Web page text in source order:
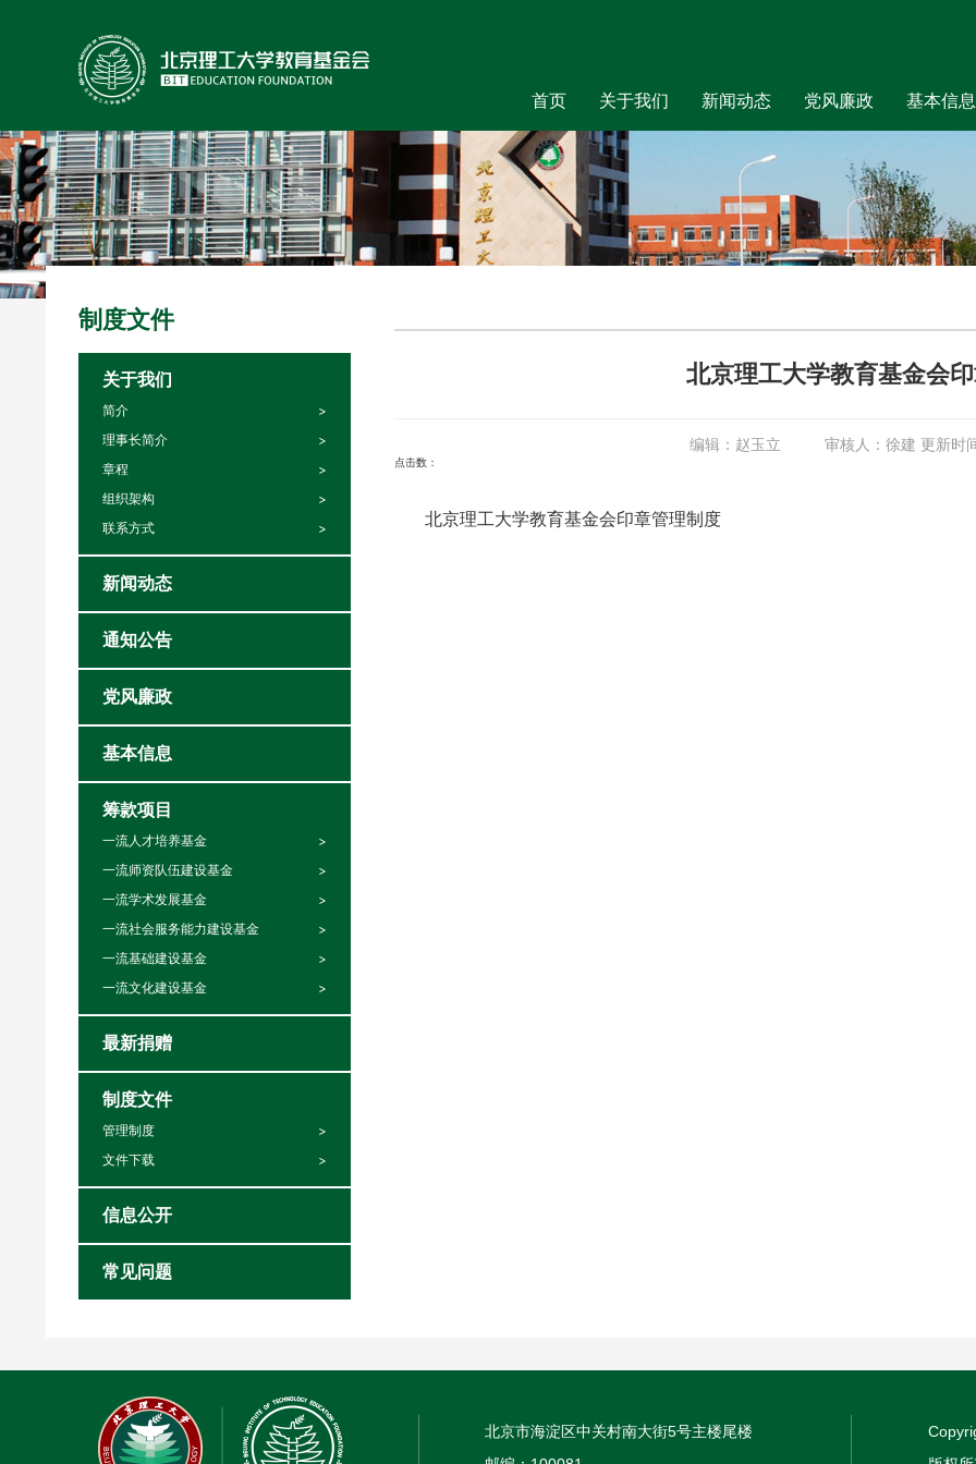
首页 关于我们 新闻动态 党风廉政 基本信息
制度文件
关于我们
简介
理事长简介
章程
组织架构
联系方式
新闻动态
通知公告
党风廉政
基本信息
筹款项目
一流人才培养基金
一流师资队伍建设基金
一流学术发展基金
一流社会服务能力建设基金
一流基础建设基金
一流文化建设基金
最新捐赠
制度文件
管理制度
文件下载
信息公开
常见问题
北京理工大学教育基金会
编辑：赵玉立 审核人：徐建 更新时
点击数：
北京理工大学教育基金会印章管理制度
北京市海淀区中关村南大街5号主楼尾楼